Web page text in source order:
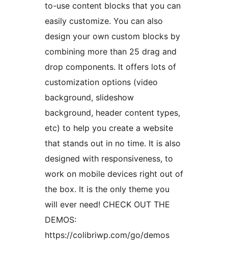
to-use content blocks that you can
easily customize. You can also
design your own custom blocks by
combining more than 25 drag and
drop components. It offers lots of
customization options (video
background, slideshow
background, header content types,
etc) to help you create a website
that stands out in no time. It is also
designed with responsiveness, to
work on mobile devices right out of
the box. It is the only theme you
will ever need! CHECK OUT THE
DEMOS:
https://colibriwp.com/go/demos